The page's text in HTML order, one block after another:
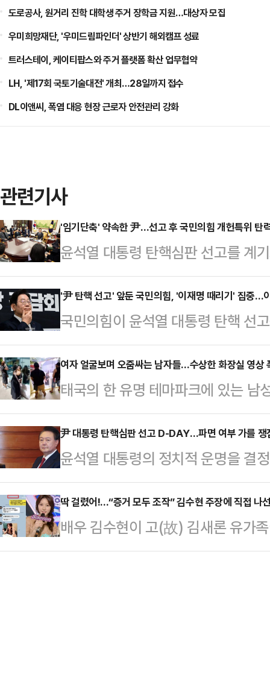
도로공사, 원거리 진학 대학생 주거 장학금 지원…대상자 모집
우미희망재단, '우미드림파인더' 상반기 해외캠프 성료
트러스테이, 케이티팝스와 주거 플랫폼 확산 업무협약
LH, '제17회 국토기술대전' 개최…28일까지 접수
DL이앤씨, 폭염 대응 현장 근로자 안전관리 강화
관련기사
'임기단축' 약속한 尹…선고 후 국민의힘 개헌특위 탄
윤석열 대통령 탄핵심판 선고를 계
력을 받을지 주목된다. 기각 시에는
개헌에 착수하겠다고 국민과 약속
인용 시에는 '60일 초단기 대선'이
큼 집권여당의 바람처럼 개헌을 적
나오고 있다.3일 정치권에 따르면
전 출범한 국민의힘 헌법개정특별
통령 탄핵…
'尹 탄핵 선고' 앞둔 국민의힘, '이재명 때리기' 집중…
국민의힘이 윤석열 대통령 탄핵 선
대표 비판 공세를 최고조로 끌어올
겠단 메시지를 내지 않은 이 대표야
국민에게 알리겠다는 것이다. 아울
스크'까지 재부각시켜 "이재명 만큼
도도 깔려 있다.권영세 국민의힘
대책위원회의에서 "이재명 대표는
는 것'이라며 사실상 불복…
여자 얼굴보며 오줌싸는 남자들…수상한 화장실 영상
태국의 한 유명 테마파크에 있는
우스차이나모닝포스트(SCMP)에
워를 보유한 한 누리꾼이 태국 방콕
소셜미디어(SNS) 공유하면서 큰
원 여성 관람객들이 대형 거울 앞에
치는 모습이 담겨있다. 문제는 그
울 앞 여성들을 보며 소변을 보는
깥 풍경이 보이지만 …
尹 대통령 탄핵심판 선고 D-DAY…파면 여부 가를 쟁
윤석열 대통령의 정치적 운명을 결
았다. 법조계에서는 윤 대통령 파
비상계엄 선포가 적법했는지 ▲계
▲계엄선포 직후 윤 대통령이 정치
이 위헌인지 ▲포고령이 위헌인지
딱 걸렸어!...“증거 모두 조작” 김수현 주장에 직접 나
배우 김수현이 고(故) 김새론 유가
주장하자 누리꾼들이 조작이 아님